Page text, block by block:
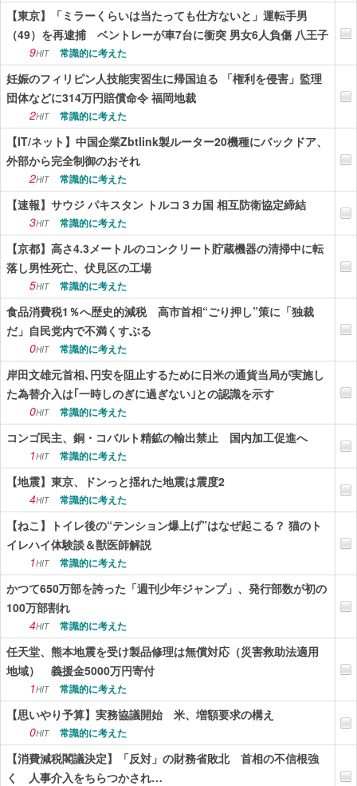
【東京】「ミラーくらいは当たっても仕方ないと」運転手男
（49）を再逮捕 ベントレーが車7台に衝突 男女6人負傷 八王子
9HIT 常識的に考えた
妊娠のフィリピン人技能実習生に帰国迫る 「権利を侵害」監理
団体などに314万円賠償命令 福岡地裁
2HIT 常識的に考えた
【IT/ネット】中国企業Zbtlink製ルーター20機種にバックドア、
外部から完全制御のおそれ
2HIT 常識的に考えた
【速報】サウジ パキスタン トルコ３カ国 相互防衛協定締結
3HIT 常識的に考えた
【京都】高さ4.3メートルのコンクリート貯蔵機器の清掃中に転
落し男性死亡、伏見区の工場
5HIT 常識的に考えた
食品消費税1％へ歴史的減税 高市首相“ごり押し”策に「独裁
だ」自民党内で不満くすぶる
0HIT 常識的に考えた
岸田文雄元首相､円安を阻止するために日米の通貨当局が実施し
た為替介入は｢一時しのぎに過ぎない｣との認識を示す
0HIT 常識的に考えた
コンゴ民主、銅・コバルト精鉱の輸出禁止 国内加工促進へ
1HIT 常識的に考えた
【地震】東京、ドンっと揺れた地震は震度2
4HIT 常識的に考えた
【ねこ】トイレ後の“テンション爆上げ”はなぜ起こる？ 猫のト
イレハイ体験談＆獣医師解説
1HIT 常識的に考えた
かつて650万部を誇った「週刊少年ジャンプ」、発行部数が初の
100万部割れ
4HIT 常識的に考えた
任天堂、熊本地震を受け製品修理は無償対応（災害救助法適用
地域） 義援金5000万円寄付
1HIT 常識的に考えた
【思いやり予算】実務協議開始 米、増額要求の構え
0HIT 常識的に考えた
【消費減税閣議決定】「反対」の財務省敗北 首相の不信根強
く 人事介入をちらつかされ…